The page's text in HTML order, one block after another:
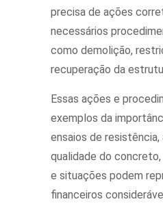
precisa de ações
necessários
como demolição,
recuperação da
Essas ações e
exemplos da
ensaios de
qualidade do
e situações podem
financeiros